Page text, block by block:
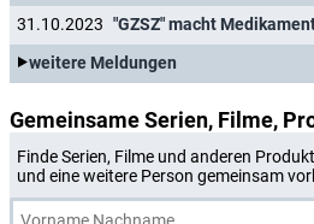
31.10.2023 "GZSZ" macht
weitere Meldungen
Gemeinsame Serien, Filme,
Finde Serien, Filme und anderen
und eine weitere Person gemeinsam